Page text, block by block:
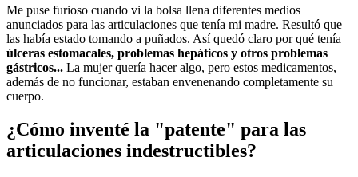
Me puse furioso cuando vi la bolsa llena diferentes medios
anunciados para las articulaciones que tenía mi madre. Resultó que
las había estado tomando a puñados. Así quedó claro por qué tenía
úlceras estomacales, problemas hepáticos y otros problemas
gástricos... La mujer quería hacer algo, pero estos medicamentos,
además de no funcionar, estaban envenenando completamente su
cuerpo.
¿Cómo inventé la "patente" para las
articulaciones indestructibles?